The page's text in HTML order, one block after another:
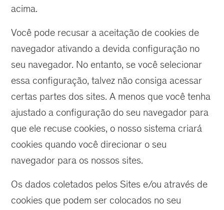
acima.
Você pode recusar a aceitação de cookies de
navegador ativando a devida configuração no
seu navegador. No entanto, se você selecionar
essa configuração, talvez não consiga acessar
certas partes dos sites. A menos que você tenha
ajustado a configuração do seu navegador para
que ele recuse cookies, o nosso sistema criará
cookies quando você direcionar o seu
navegador para os nossos sites.
Os dados coletados pelos Sites e/ou através de
cookies que podem ser colocados no seu